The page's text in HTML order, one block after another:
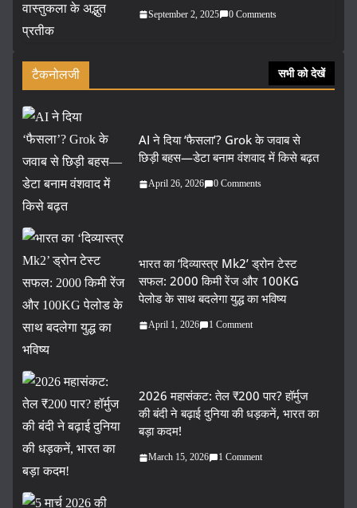
September 2, 2025 0 Comments
टैकनोलजी सभी को देखें
AI ने दिया ‘फैसला’? Grok के जवाब से
छिड़ी बहस—डेटा बनाम वंशवाद में किसे बढ़त
April 26, 2026 0 Comments
भारत का ‘दिव्यास्त्र Mk2’ ड्रोन टेस्ट
सफल: 2000 किमी रेंज और 100KG
पेलोड के साथ बदलेगा युद्ध का भविष्य
April 1, 2026 1 Comment
2026 महासंकट: तेल ₹200 पार? हॉर्मुज
की बंदी ने बढ़ाई दुनिया की धड़कनें, भारत का
बड़ा कदम!
March 15, 2026 1 Comment